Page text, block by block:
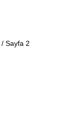
/ Sayfa 2